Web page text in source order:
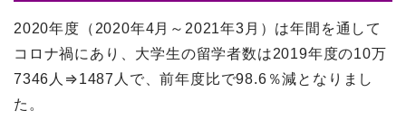
2020年度（2020年4月～2021年3月）は年間を通して
コロナ禍にあり、大学生の留学者数は2019年度の10万
7346人⇒1487人で、前年度比で98.6％減となりまし
た。